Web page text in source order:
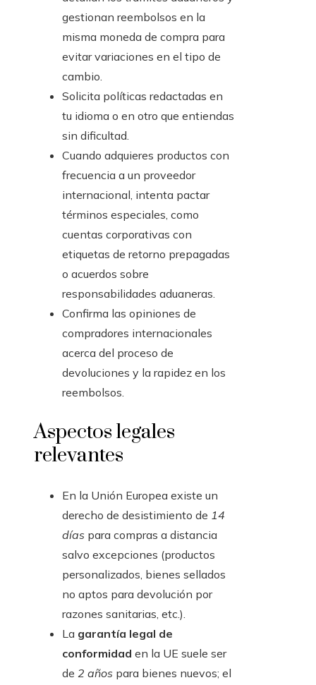
gestionan reembolsos en la
misma moneda de compra para
evitar variaciones en el tipo de
cambio.
Solicita políticas redactadas en
tu idioma o en otro que entiendas
sin dificultad.
Cuando adquieres productos con
frecuencia a un proveedor
internacional, intenta pactar
términos especiales, como
cuentas corporativas con
etiquetas de retorno prepagadas
o acuerdos sobre
responsabilidades aduaneras.
Confirma las opiniones de
compradores internacionales
acerca del proceso de
devoluciones y la rapidez en los
reembolsos.
Aspectos legales
relevantes
En la Unión Europea existe un
derecho de desistimiento de 14
días para compras a distancia
salvo excepciones (productos
personalizados, bienes sellados
no aptos para devolución por
razones sanitarias, etc.).
La garantía legal de
conformidad en la UE suele ser
de 2 años para bienes nuevos; el